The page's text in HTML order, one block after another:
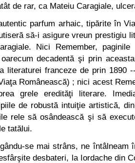
de rar, ca Mateiu Caragiale,
parfum arhaic, tipărite în
să-i asigure vreun prestigiu
Nici Remember,
decadentă şi prin
literaturei franceze de prin 1890
Românească) ; nici acest
grele eredităţi literare.
de ro­bustă intuiţie artistică,
rele să osân­dească şi să
tatălui.
se mai strâns, ne întâlneam
desbateri, la Iordache din